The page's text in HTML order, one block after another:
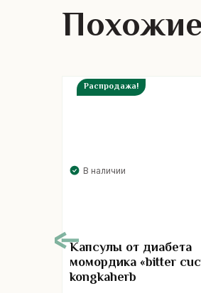
Распродажа!
В наличии
Капсулы от диабета
момордика «bitter
kongkaherb